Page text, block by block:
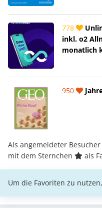
778
inkl. o2
monatlich
950
Als angemeldeter
mit dem Sternchen
als
Um die Favoriten zu nutzen,